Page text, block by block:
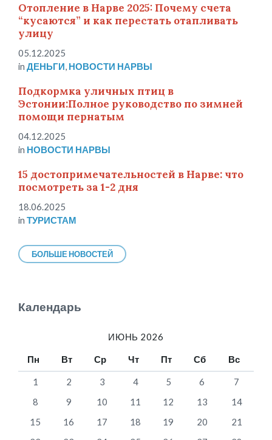
Отопление в Нарве 2025: Почему счета
“кусаются” и как перестать отапливать
улицу
05.12.2025
in ДЕНЬГИ НОВОСТИ НАРВЫ
Подкормка уличных птиц в
Эстонии:Полное руководство по зимней
помощи пернатым
04.12.2025
in НОВОСТИ НАРВЫ
15 достопримечательностей в Нарве: что
посмотреть за 1-2 дня
18.06.2025
in ТУРИСТАМ
БОЛЬШЕ НОВОСТЕЙ
Календарь
ИЮНЬ 2026
Пн Вт Ср Чт Пт Сб Вс
1 2 3 4 5 6
7
8
9 10 11 12 13
14
15
16 17 18 19 20
21